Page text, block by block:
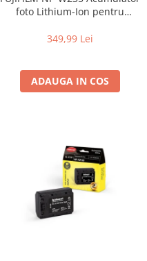
foto Lithium-Ion pentru
349,99 Lei
ADAUGA IN COS